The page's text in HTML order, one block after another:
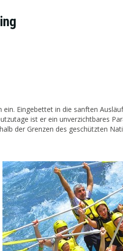
Eingebettet in die sanften
ist er ein unverzichtbares
der Grenzen des geschützten